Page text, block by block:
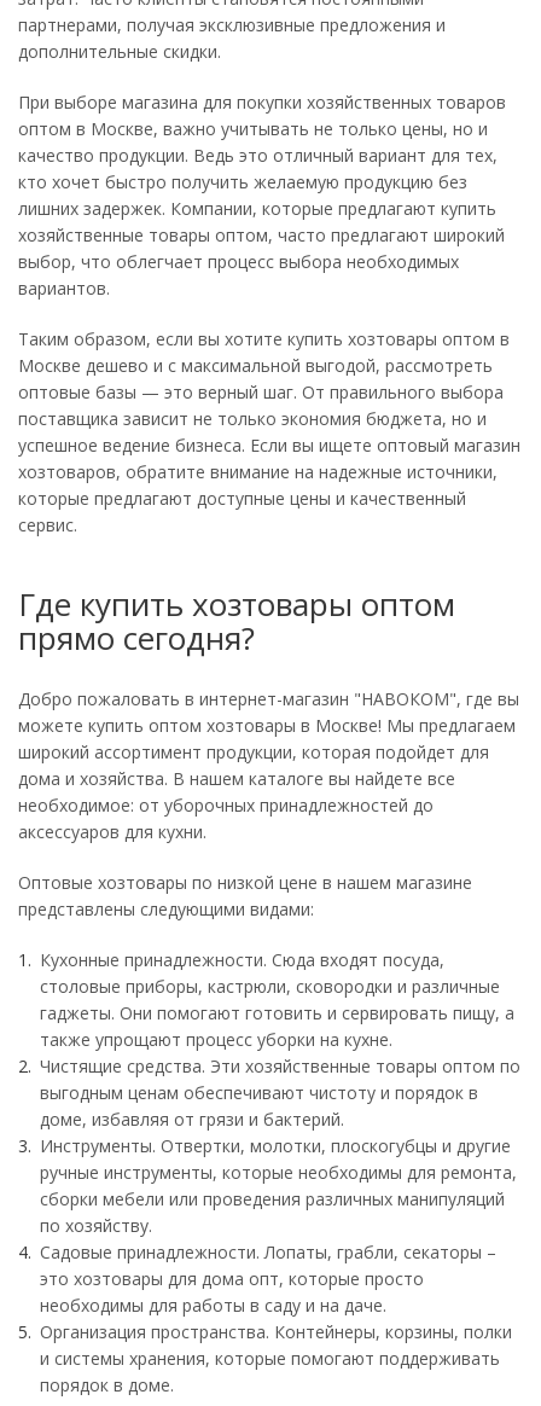
партнерами, получая эксклюзивные предложения и
дополнительные скидки.
При выборе магазина для покупки хозяйственных товаров
оптом в Москве, важно учитывать не только цены, но и
качество продукции. Ведь это отличный вариант для тех,
кто хочет быстро получить желаемую продукцию без
лишних задержек. Компании, которые предлагают купить
хозяйственные товары оптом, часто предлагают широкий
выбор, что облегчает процесс выбора необходимых
вариантов.
Таким образом, если вы хотите купить хозтовары оптом в
Москве дешево и с максимальной выгодой, рассмотреть
оптовые базы — это верный шаг. От правильного выбора
поставщика зависит не только экономия бюджета, но и
успешное ведение бизнеса. Если вы ищете оптовый магазин
хозтоваров, обратите внимание на надежные источники,
которые предлагают доступные цены и качественный
сервис.
Где купить хозтовары оптом
прямо сегодня?
Добро пожаловать в интернет-магазин "НАВОКОМ", где вы
можете купить оптом хозтовары в Москве! Мы предлагаем
широкий ассортимент продукции, которая подойдет для
дома и хозяйства. В нашем каталоге вы найдете все
необходимое: от уборочных принадлежностей до
аксессуаров для кухни.
Оптовые хозтовары по низкой цене в нашем магазине
представлены следующими видами:
Кухонные принадлежности. Сюда входят посуда,
столовые приборы, кастрюли, сковородки и различные
гаджеты. Они помогают готовить и сервировать пищу, а
также упрощают процесс уборки на кухне.
Чистящие средства. Эти хозяйственные товары оптом по
выгодным ценам обеспечивают чистоту и порядок в
доме, избавляя от грязи и бактерий.
Инструменты. Отвертки, молотки, плоскогубцы и другие
ручные инструменты, которые необходимы для ремонта,
сборки мебели или проведения различных манипуляций
по хозяйству.
Садовые принадлежности. Лопаты, грабли, секаторы –
это хозтовары для дома опт, которые просто
необходимы для работы в саду и на даче.
Организация пространства. Контейнеры, корзины, полки
и системы хранения, которые помогают поддерживать
порядок в доме.